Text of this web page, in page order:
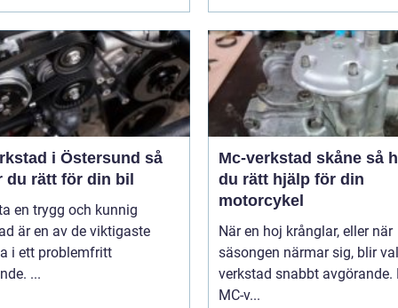
i Östersund så
du rätt för din bil
en trygg och kunnig
är en av de viktigaste
i ett problemfritt
...
Mc-verkstad skåne så hittar
du rätt hjälp för din
motorcykel
När en hoj krånglar, eller när
säsongen närmar sig, blir
verkstad snabbt avgörande.
MC-v...